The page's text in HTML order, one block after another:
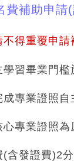
費補助申請
得重覆申請
畢業門檻
照自主
照為原則
(含發證費)2